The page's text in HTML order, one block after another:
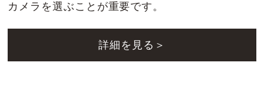
カメラを選ぶことが重要です。
詳細を見る＞